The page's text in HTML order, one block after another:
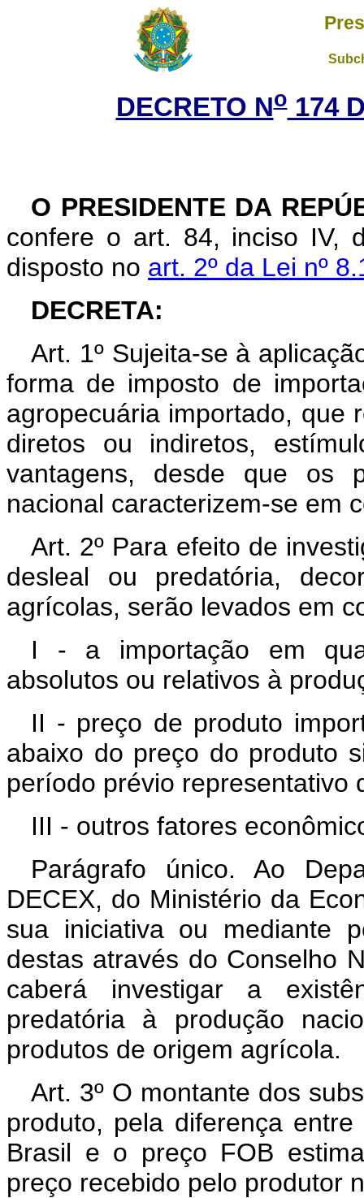
DECRETO No174
O PRESIDENTE DA
confere o art. 84, inciso IV,
disposto no art. 2º da Lei nº
DECRETA:
Art. 1º Sujeita-se à
forma de imposto de
agropecuária importado, que
diretos ou indiretos,
vantagens, desde que os
nacional caracterizem-se em
Art. 2º Para efeito de
desleal ou predatória,
agrícolas, serão levados em
I - a importação em
absolutos ou relativos à
II - preço de produto
abaixo do preço do produto
período prévio representativo
III - outros fatores
Parágrafo único. Ao
DECEX, do Ministério da
sua iniciativa ou mediante
destas através do Conselho
caberá investigar a
predatória à produção
produtos de origem agrícola.
Art. 3º O montante dos
produto, pela diferença
Brasil e o preço FOB
preço recebido pelo produtor